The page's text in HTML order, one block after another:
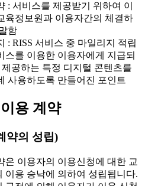
: 서비스를 제공받기 위하여 이
육정보원과 이용자간의 체결하
함
: RISS 서비스 중 마일리지 적립
스를 이용한 이용자에게 지급되
제공하는 특정 디지털 콘텐츠를
사용하도록 만들어진 포인트
용 계약
약의 성립)
이용자의 이용신청에 대한 교
이용 승낙에 의하여 성립됩니다.